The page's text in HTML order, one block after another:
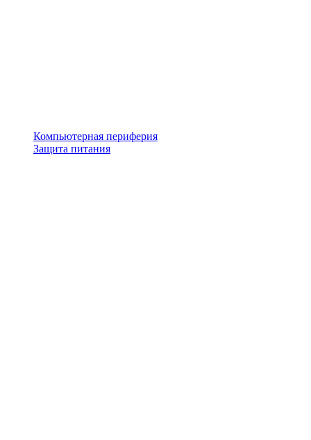
Компьютерная периферия
Защита питания